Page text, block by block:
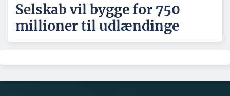
Selskab vil bygge for 750
millioner til udlændinge